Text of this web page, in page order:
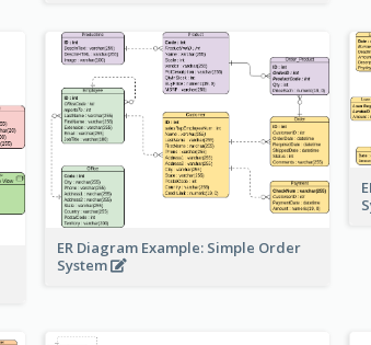
ER Diagram Example: Simple Order
System